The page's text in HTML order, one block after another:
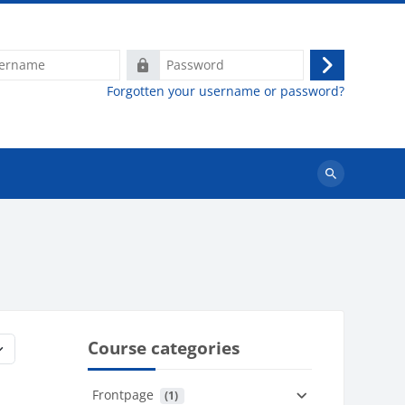
Password
Log
in
Forgotten your username or password?
Search
Course categories
Frontpage (1)